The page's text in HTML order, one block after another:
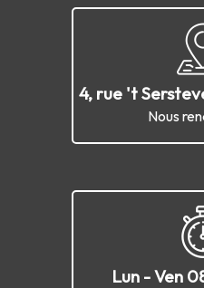
4, rue 't
Nous
Lun - Ven